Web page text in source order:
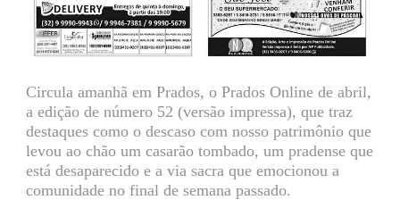
Circula amanhã em Prados, o Prados Online de abril,
a edição de número 52 (versão impressa), que traz
destaques como o descaso com nosso patrimônio que
levou ao chão um casarão tombado, um pradense que
está desaparecido e a via sacra que emocionou a
comunidade no final de semana passado.